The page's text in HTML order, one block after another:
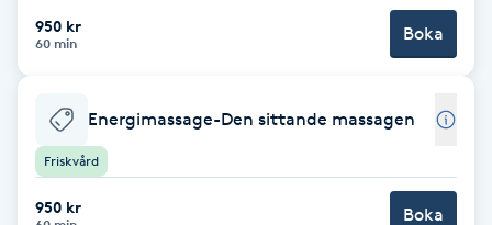
Fotsvamp
Fotvård
Fransar
Fransborttagning
950 kr
60 min Boka
Energimassage-Den sittande massagen
Friskvård
950 kr Boka